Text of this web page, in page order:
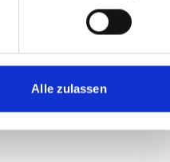
Alle zulassen